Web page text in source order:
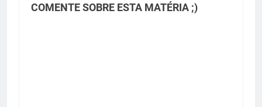
COMENTE SOBRE ESTA MATÉRIA ;)